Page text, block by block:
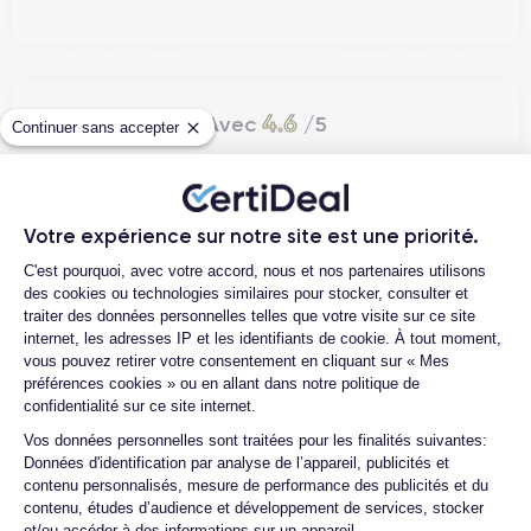
Continuer sans accepter
Votre expérience sur notre site est une priorité.
Plateforme de Gestion du
C'est pourquoi, avec votre accord, nous et nos partenaires utilisons
des cookies ou technologies similaires pour stocker, consulter et
traiter des données personnelles telles que votre visite sur ce site
internet, les adresses IP et les identifiants de cookie. À tout moment,
vous pouvez retirer votre consentement en cliquant sur « Mes
préférences cookies » ou en allant dans notre politique de
confidentialité sur ce site internet.
Vos données personnelles sont traitées pour les finalités suivantes:
Données d'identification par analyse de l’appareil, publicités et
contenu personnalisés, mesure de performance des publicités et du
contenu, études d’audience et développement de services, stocker
Axeptio consent
Avec 4.6/5
reconditionnement.
4.6/5
Excellent